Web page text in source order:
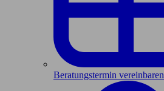
Beratungstermin vereinbaren